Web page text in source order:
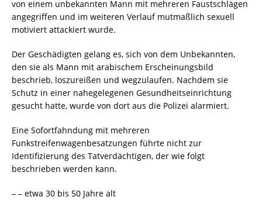
von einem unbekannten Mann mit mehreren Faustschlägen
angegriffen und im weiteren Verlauf mutmaßlich sexuell
motiviert attackiert wurde.
Der Geschädigten gelang es, sich von dem Unbekannten,
den sie als Mann mit arabischem Erscheinungsbild
beschrieb, loszureißen und wegzulaufen. Nachdem sie
Schutz in einer nahegelegenen Gesundheitseinrichtung
gesucht hatte, wurde von dort aus die Polizei alarmiert.
Eine Sofortfahndung mit mehreren
Funkstreifenwagenbesatzungen führte nicht zur
Identifizierung des Tatverdächtigen, der wie folgt
beschrieben werden kann.
– – etwa 30 bis 50 Jahre alt